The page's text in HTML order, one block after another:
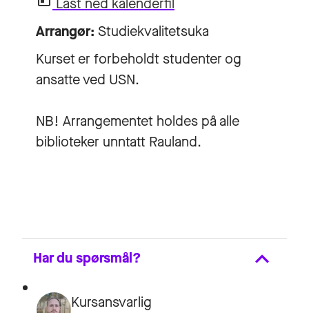
Last ned kalenderfil
Arrangør: Studiekvalitetsuka
Kurset er forbeholdt studenter og
ansatte ved USN.
NB! Arrangementet holdes på alle
biblioteker unntatt Rauland.
Har du spørsmål?
Kursansvarlig